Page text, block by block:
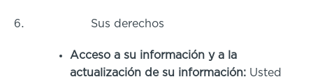
Sus derechos
Acceso a su información y a la
actualización de su información: Usted